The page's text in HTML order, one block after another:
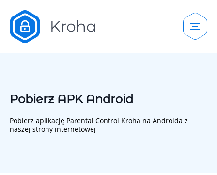
Pobierz APK Android
Pobierz aplikację Parental Control Kroha na Androida z
naszej strony internetowej